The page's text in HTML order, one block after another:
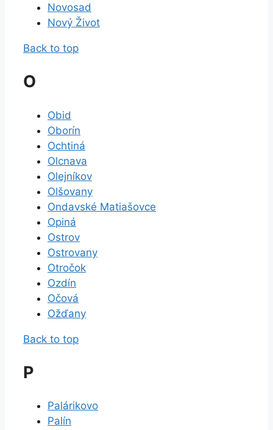
Novosad
Nový Život
Back to top
O
Obid
Oborín
Ochtiná
Olcnava
Olejníkov
Olšovany
Ondavské Matiašovce
Opiná
Ostrov
Ostrovany
Otročok
Ozdín
Očová
Ožďany
Back to top
P
Palárikovo
Palín